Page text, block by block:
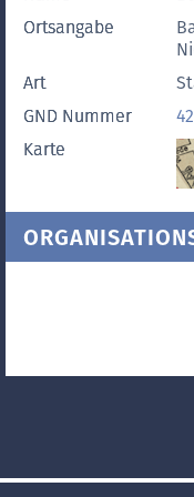
Ortsangabe
Art
GND Nummer
Karte